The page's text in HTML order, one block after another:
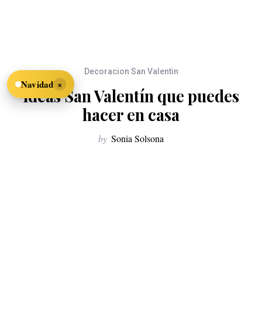
Decoracion San Valentin
Ideas San Valentín que puedes
hacer en casa
by Sonia Solsona
Navidad ×